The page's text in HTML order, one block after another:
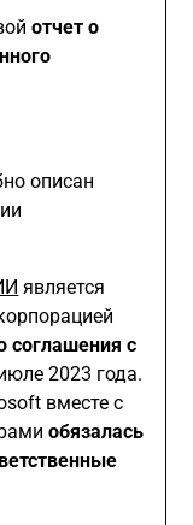
отчет о
описан
является
соглашения с
2023 года.
вместе с
обязалась